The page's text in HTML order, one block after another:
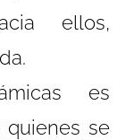
ellos,
es
quienes se